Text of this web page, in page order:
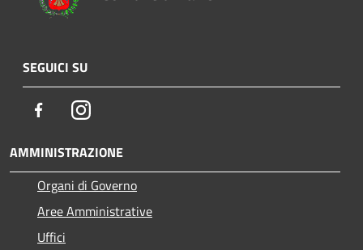
SEGUICI SU
FacebookInstagram
AMMINISTRAZIONE
Organi di Governo
Aree Amministrative
Uffici